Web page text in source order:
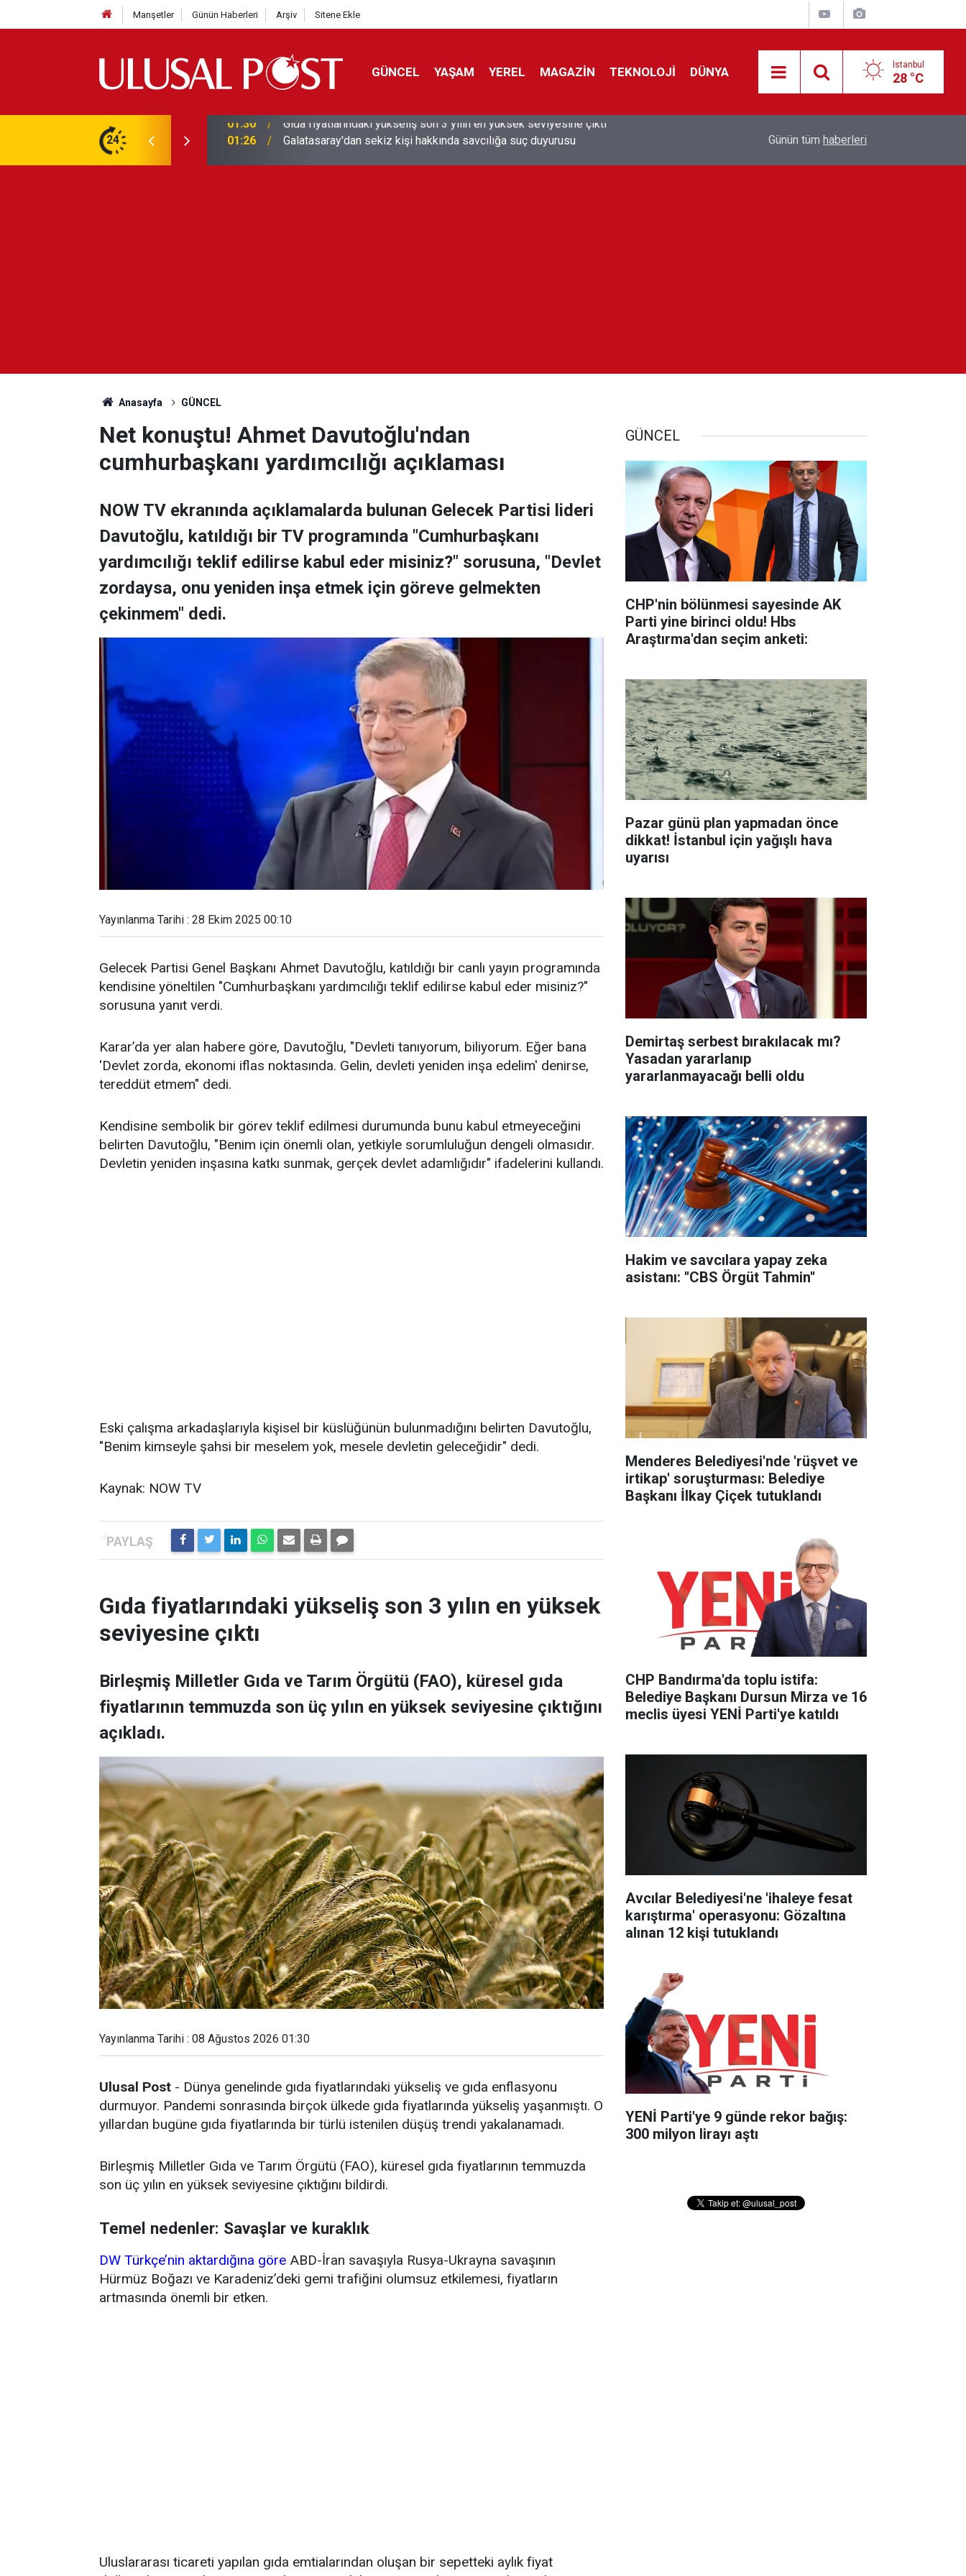
Manşetler Günün Haberleri Arşiv Sitene Ekle
GÜNCEL YAŞAM YEREL MAGAZİN TEKNOLOJİ DÜNYA İstanbul
28 °C
24
en yüksek seviyesine çıktı 01:26 Galatasaray'dan sekiz kişi hakkında savcılığa suç duyurusu
kontrol edecek
Günün tüm haberleri
Anasayfa GÜNCEL
Net konuştu! Ahmet Davutoğlu'ndan
cumhurbaşkanı yardımcılığı açıklaması
NOW TV ekranında açıklamalarda bulunan Gelecek Partisi lideri
Davutoğlu, katıldığı bir TV programında "Cumhurbaşkanı
yardımcılığı teklif edilirse kabul eder misiniz?" sorusuna, "Devlet
zordaysa, onu yeniden inşa etmek için göreve gelmekten
çekinmem" dedi.
Yayınlanma Tarihi : 28 Ekim 2025 00:10
Gelecek Partisi Genel Başkanı Ahmet Davutoğlu, katıldığı bir canlı yayın programında
kendisine yöneltilen "Cumhurbaşkanı yardımcılığı teklif edilirse kabul eder misiniz?"
sorusuna yanıt verdi.
Karar’da yer alan habere göre, Davutoğlu, "Devleti tanıyorum, biliyorum. Eğer bana
'Devlet zorda, ekonomi iflas noktasında. Gelin, devleti yeniden inşa edelim' denirse,
tereddüt etmem" dedi.
Kendisine sembolik bir görev teklif edilmesi durumunda bunu kabul etmeyeceğini
belirten Davutoğlu, "Benim için önemli olan, yetkiyle sorumluluğun dengeli olmasıdır.
Devletin yeniden inşasına katkı sunmak, gerçek devlet adamlığıdır" ifadelerini kullandı.
Eski çalışma arkadaşlarıyla kişisel bir küslüğünün bulunmadığını belirten Davutoğlu,
"Benim kimseyle şahsi bir meselem yok, mesele devletin geleceğidir" dedi.
Kaynak: NOW TV
Gıda fiyatlarındaki yükseliş son 3 yılın en yüksek
seviyesine çıktı
Birleşmiş Milletler Gıda ve Tarım Örgütü (FAO), küresel gıda
fiyatlarının temmuzda son üç yılın en yüksek seviyesine çıktığını
açıkladı.
Yayınlanma Tarihi : 08 Ağustos 2026 01:30
Ulusal Post - Dünya genelinde gıda fiyatlarındaki yükseliş ve gıda enflasyonu
durmuyor. Pandemi sonrasında birçok ülkede gıda fiyatlarında yükseliş yaşanmıştı. O
yıllardan bugüne gıda fiyatlarında bir türlü istenilen düşüş trendi yakalanamadı.
Birleşmiş Milletler Gıda ve Tarım Örgütü (FAO), küresel gıda fiyatlarının temmuzda
son üç yılın en yüksek seviyesine çıktığını bildirdi.
Temel nedenler: Savaşlar ve kuraklık
DW Türkçe’nin aktardığına göre ABD-İran savaşıyla Rusya-Ukrayna savaşının
Hürmüz Boğazı ve Karadeniz’deki gemi trafiğini olumsuz etkilemesi, fiyatların
artmasında önemli bir etken.
Uluslararası ticareti yapılan gıda emtialarından oluşan bir sepetteki aylık fiyat
GÜNCEL
CHP'nin bölünmesi sayesinde AK
Parti yine birinci oldu! Hbs
Araştırma'dan seçim anketi:
Pazar günü plan yapmadan önce
dikkat! İstanbul için yağışlı hava
uyarısı
Demirtaş serbest bırakılacak mı?
Yasadan yararlanıp
yararlanmayacağı belli oldu
Hakim ve savcılara yapay zeka
asistanı: ''CBS Örgüt Tahmin''
Menderes Belediyesi'nde 'rüşvet ve
irtikap' soruşturması: Belediye
Başkanı İlkay Çiçek tutuklandı
CHP Bandırma'da toplu istifa:
Belediye Başkanı Dursun Mirza ve 16
meclis üyesi YENİ Parti'ye katıldı
Avcılar Belediyesi'ne 'ihaleye fesat
karıştırma' operasyonu: Gözaltına
alınan 12 kişi tutuklandı
YENİ Parti'ye 9 günde rekor bağış:
300 milyon lirayı aştı